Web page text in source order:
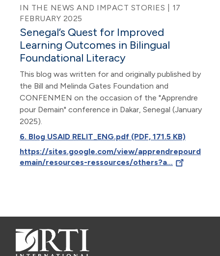
IN THE NEWS AND IMPACT STORIES | 17
FEBRUARY 2025
Senegal’s Quest for Improved
Learning Outcomes in Bilingual
Foundational Literacy
This blog was written for and originally published by
the Bill and Melinda Gates Foundation and
CONFENMEN on the occasion of the "Apprendre
pour Demain" conference in Dakar, Senegal (January
2025).
6. Blog USAID RELIT_ENG.pdf (PDF, 171.5 KB)
https://sites.google.com/view/apprendrepourd
emain/resources-ressources/others?a…